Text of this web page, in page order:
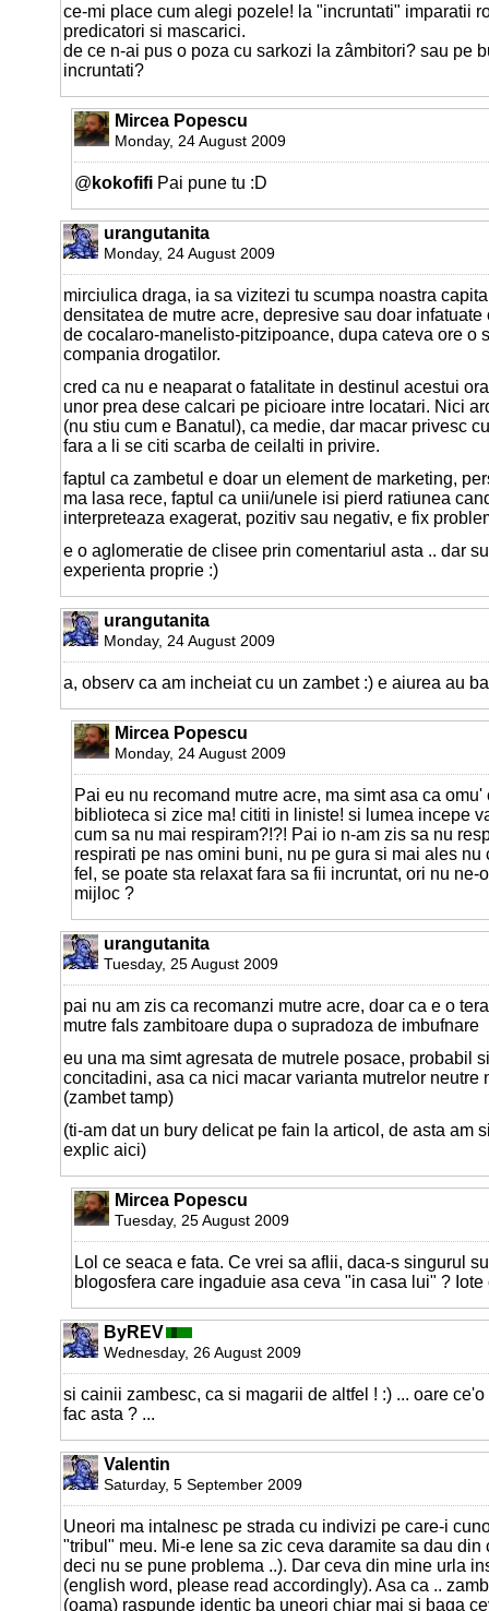
ce-mi place cum alegi pozele! la "incruntati" imparatii
predicatori si mascarici.
de ce n-ai pus o poza cu sarkozi la zâmbitori? sau pe
incruntati?
Mircea Popescu
Monday, 24 August 2009
@ kokofifi Pai pune tu :D
urangutanita
Monday, 24 August 2009
mirciulica draga, ia sa vizitezi tu scumpa noastra
densitatea de mutre acre, depresive sau doar
de cocalaro-manelisto-pitzipoance, dupa cateva ore o
compania drogatilor.
cred ca nu e neaparat o fatalitate in destinul acestui
unor prea dese calcari pe picioare intre locatari. Nici
(nu stiu cum e Banatul), ca medie, dar macar privesc
fara a li se citi scarba de ceilalti in privire.
faptul ca zambetul e doar un element de marketing,
ma lasa rece, faptul ca unii/unele isi pierd ratiunea
interpreteaza exagerat, pozitiv sau negativ, e fix
e o aglomeratie de clisee prin comentariul asta .. dar
experienta proprie :)
urangutanita
Monday, 24 August 2009
a, observ ca am incheiat cu un zambet :) e aiurea au
Mircea Popescu
Monday, 24 August 2009
Pai eu nu recomand mutre acre, ma simt asa ca omu'
biblioteca si zice ma! cititi in liniste! si lumea incepe
cum sa nu mai respiram?!?! Pai io n-am zis sa nu
respirati pe nas omini buni, nu pe gura si mai ales nu
fel, se poate sta relaxat fara sa fii incruntat, ori nu ne-
mijloc ?
urangutanita
Tuesday, 25 August 2009
pai nu am zis ca recomanzi mutre acre, doar ca e o
mutre fals zambitoare dupa o supradoza de imbufnare
eu una ma simt agresata de mutrele posace, probabil
concitadini, asa ca nici macar varianta mutrelor neutre
(zambet tamp)
(ti-am dat un bury delicat pe fain la articol, de asta am
explic aici)
Mircea Popescu
Tuesday, 25 August 2009
Lol ce seaca e fata. Ce vrei sa aflii, daca-s singurul
blogosfera care ingaduie asa ceva "in casa lui" ? Iote
ByREV
Wednesday, 26 August 2009
si cainii zambesc, ca si magarii de altfel ! :) ... oare
fac asta ? ...
Valentin
Saturday, 5 September 2009
Uneori ma intalnesc pe strada cu indivizi pe care-i
"tribul" meu. Mi-e lene sa zic ceva daramite sa dau din
deci nu se pune problema ..). Dar ceva din mine urla
(english word, please read accordingly). Asa ca ..
(oama) raspunde identic ba uneori chiar mai si baga